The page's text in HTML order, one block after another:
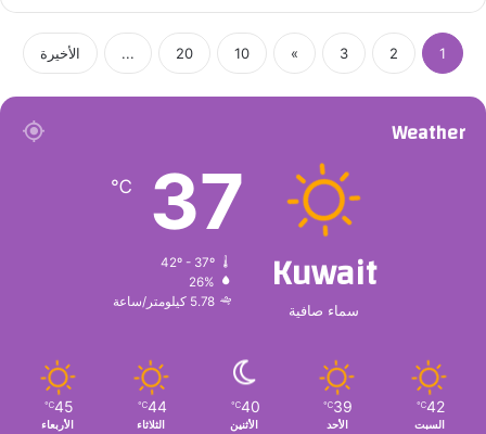
1
2
3
»
10
20
... الأخيرة
Weather
Kuwait
سماء صافية
37
℃
42º - 37º
26%
5.78 كيلومتر/ساعة
42
℃
السبت
39
℃
الأحد
40
℃
الأثنين
44
℃
الثلاثاء
45
℃
الأربعاء